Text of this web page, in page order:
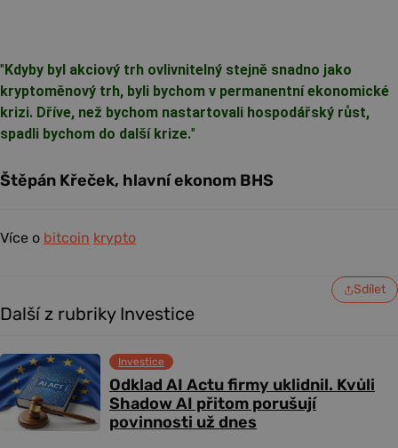
" Kdyby byl akciový trh ovlivnitelný stejně snadno jako
kryptoměnový trh, byli bychom v permanentní ekonomické
krizi. Dříve, než bychom nastartovali hospodářský růst,
spadli bychom do další krize."
Štěpán Křeček, hlavní ekonom BHS
Více o bitcoin krypto
Sdílet
Další z rubriky Investice
Odklad AI Actu firmy uklidnil. Kvůli
Shadow AI přitom porušují
povinnosti už dnes
Investice